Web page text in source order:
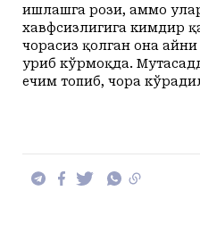
ишлашга рози, аммо
хавфсизлигига кимдир
чорасиз қолган она
уриб кўрмоқда.
ечим топиб, чора